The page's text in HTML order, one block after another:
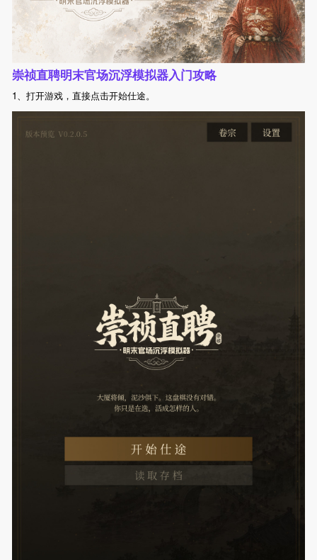
崇祯直聘明末官场沉浮模拟器入门攻略
1、打开游戏，直接点击开始仕途。